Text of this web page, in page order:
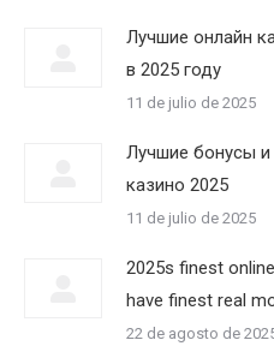
Лучшие онлайн
в 2025 году
11 de julio de 2025
Лучшие бонусы
казино 2025
11 de julio de 2025
2025s finest
have finest real
22 de agosto de